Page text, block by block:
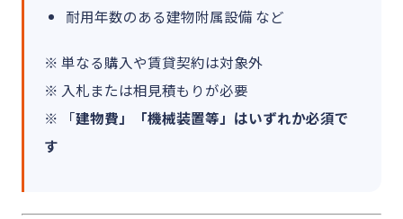
耐用年数のある建物附属設備 など
※ 単なる購入や賃貸契約は対象外
※ 入札または相見積もりが必要
※ 「建物費」「機械装置等」はいずれか必須で
す